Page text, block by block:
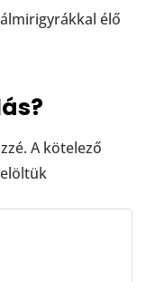
élő
A kötelező